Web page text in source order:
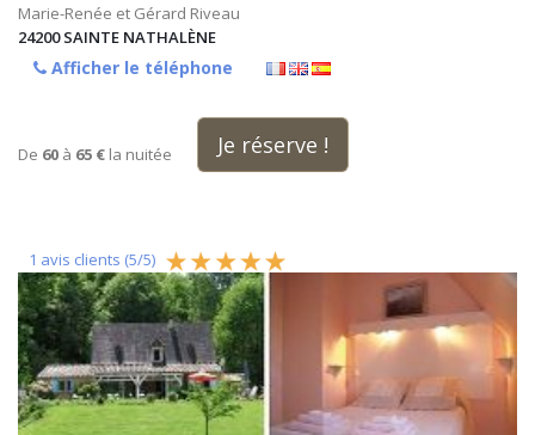
Marie-Renée et Gérard Riveau
24200 SAINTE NATHALÈNE
Afficher le téléphone
De 60 à 65 € la nuitée Je réserve !
1 avis clients (5/5)